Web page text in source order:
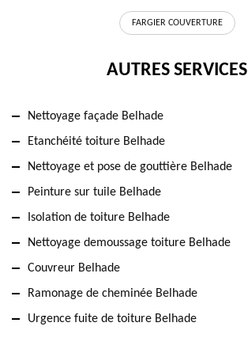
FARGIER COUVERTURE
AUTRES SERVICES
Nettoyage façade Belhade
Etanchéité toiture Belhade
Nettoyage et pose de gouttière Belhade
Peinture sur tuile Belhade
Isolation de toiture Belhade
Nettoyage demoussage toiture Belhade
Couvreur Belhade
Ramonage de cheminée Belhade
Urgence fuite de toiture Belhade